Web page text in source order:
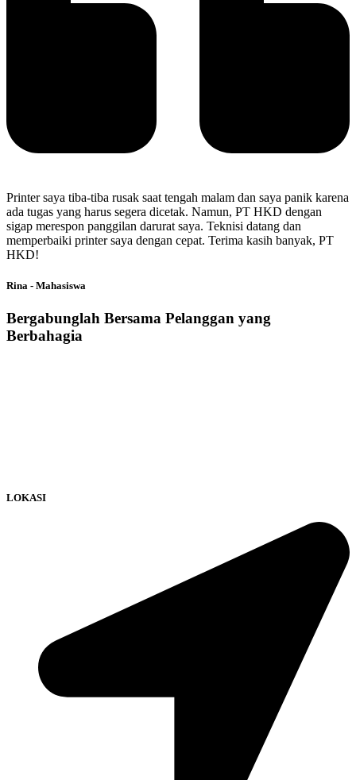
Printer saya tiba-tiba rusak saat tengah malam dan saya panik karena
ada tugas yang harus segera dicetak. Namun, PT HKD dengan
sigap merespon panggilan darurat saya. Teknisi datang dan
memperbaiki printer saya dengan cepat. Terima kasih banyak, PT
HKD!
Rina - Mahasiswa
Bergabunglah Bersama Pelanggan yang
Berbahagia
LOKASI